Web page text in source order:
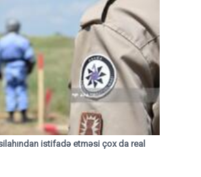
istifadə etməsi çox da real